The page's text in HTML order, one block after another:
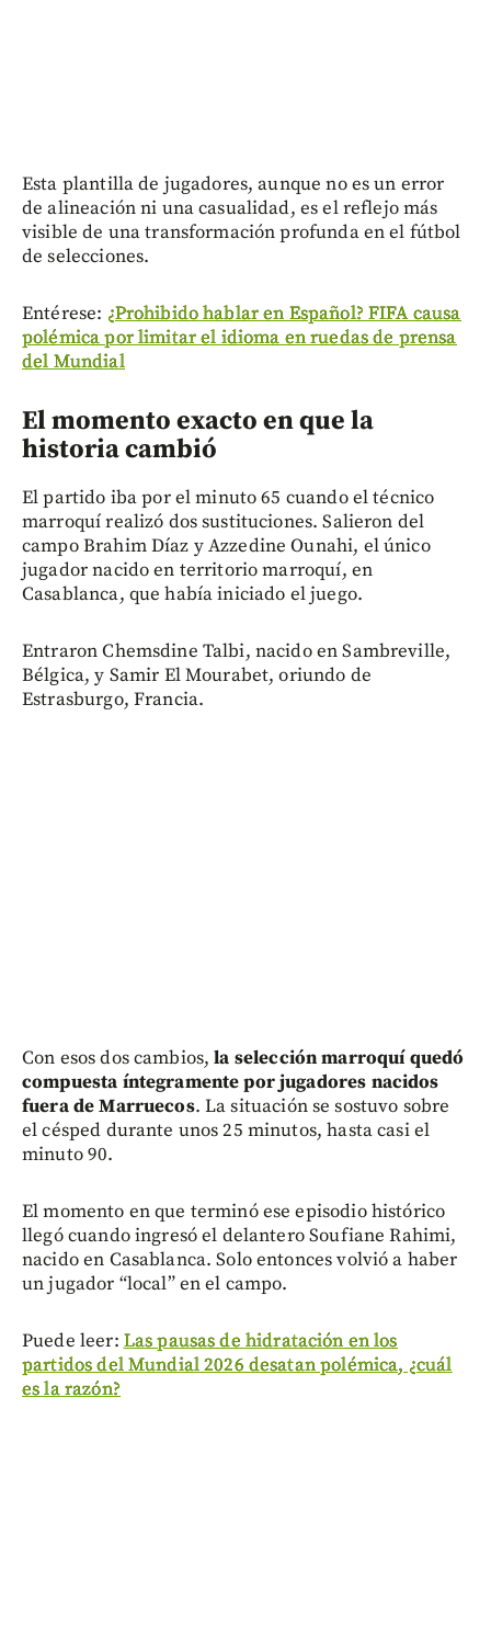
Esta plantilla de jugadores, aunque no es un error
de alineación ni una casualidad, es el reflejo más
visible de una transformación profunda en el fútbol
de selecciones.
Entérese: ¿Prohibido hablar en Español? FIFA causa
polémica por limitar el idioma en ruedas de prensa
del Mundial
El momento exacto en que la
historia cambió
El partido iba por el minuto 65 cuando el técnico
marroquí realizó dos sustituciones. Salieron del
campo Brahim Díaz y Azzedine Ounahi, el único
jugador nacido en territorio marroquí, en
Casablanca, que había iniciado el juego.
Entraron Chemsdine Talbi, nacido en Sambreville,
Bélgica, y Samir El Mourabet, oriundo de
Estrasburgo, Francia.
Con esos dos cambios,la selección marroquí quedó
compuesta íntegramente por jugadores nacidos
fuera de Marruecos. La situación se sostuvo sobre
el césped durante unos 25 minutos, hasta casi el
minuto 90.
El momento en que terminó ese episodio histórico
llegó cuando ingresó el delantero Soufiane Rahimi,
nacido en Casablanca. Solo entonces volvió a haber
un jugador “local” en el campo.
Puede leer: Las pausas de hidratación en los
partidos del Mundial 2026 desatan polémica, ¿cuál
es la razón?